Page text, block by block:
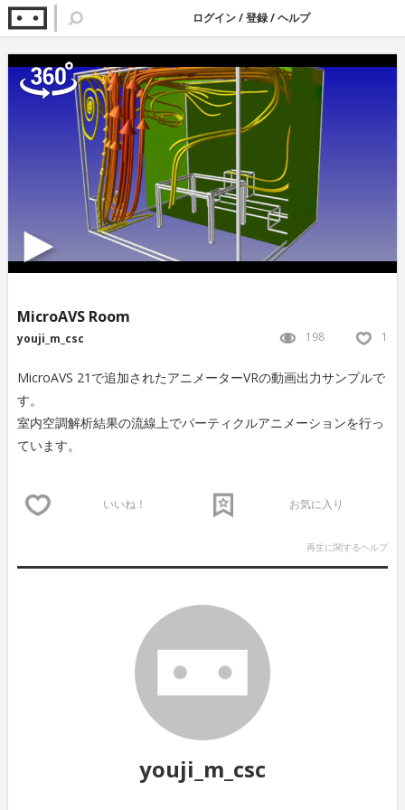
ログイン/登録/ヘルプ
MicroAVS Room
youji_m_csc 198 1
MicroAVS 21で追加されたアニメーターVRの動画出力サンプルで
す。
室内空調解析結果の流線上でパーティクルアニメーションを行っ
ています。
いいね！ お気に入り
再生に関するヘルプ
youji_m_csc